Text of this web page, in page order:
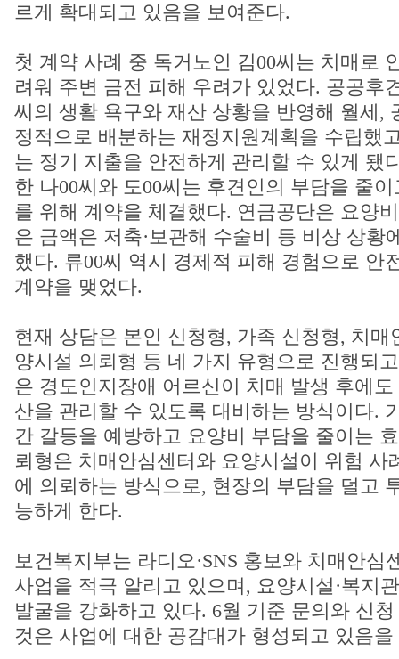
르게 확대되고 있음을 보여준다.
첫 계약 사례 중 독거노인 김00씨는 치매로
려워 주변 금전 피해 우려가 있었다. 공공후
씨의 생활 욕구와 재산 상황을 반영해 월세,
정적으로 배분하는 재정지원계획을 수립했
는 정기 지출을 안전하게 관리할 수 있게 됐
한 나00씨와 도00씨는 후견인의 부담을 줄
를 위해 계약을 체결했다. 연금공단은 요양
은 금액은 저축·보관해 수술비 등 비상 상황
했다. 류00씨 역시 경제적 피해 경험으로 안
계약을 맺었다.
현재 상담은 본인 신청형, 가족 신청형, 치매
양시설 의뢰형 등 네 가지 유형으로 진행되
은 경도인지장애 어르신이 치매 발생 후에
산을 관리할 수 있도록 대비하는 방식이다.
간 갈등을 예방하고 요양비 부담을 줄이는
뢰형은 치매안심센터와 요양시설이 위험 사
에 의뢰하는 방식으로, 현장의 부담을 덜고
능하게 한다.
보건복지부는 라디오·SNS 홍보와 치매안심
사업을 적극 알리고 있으며, 요양시설·복지
발굴을 강화하고 있다. 6월 기준 문의와 신
것은 사업에 대한 공감대가 형성되고 있음